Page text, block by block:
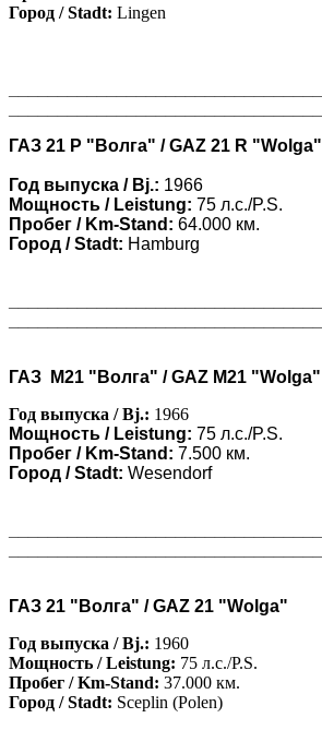
Город / Stadt: Lingen
ГАЗ 21 Р "Волга" / GAZ 21 R "Wolga"
Год выпуска / Bj.: 1966
Мощность / Leistung: 75 л.с./P.S.
Пробег / Km-Stand: 64.000 км.
Город / Stadt: Hamburg
ГАЗ М21 "Волга" / GAZ M21 "Wolga"
Год выпуска / Bj.: 1966
Мощность / Leistung: 75 л.с./P.S.
Пробег / Km-Stand: 7.500 км.
Город / Stadt: Wesendorf
ГАЗ 21 "Волга" / GAZ 21 "Wolga"
Год выпуска / Bj.: 1960
Мощность / Leistung: 75 л.с./P.S.
Пробег / Km-Stand: 37.000 км.
Город / Stadt: Sceplin (Polen)